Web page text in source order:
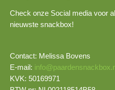
Check onze Social media voor
nieuwste snackbox!
Contact: Melissa Bovens
E-mail:
KVK: 50169971